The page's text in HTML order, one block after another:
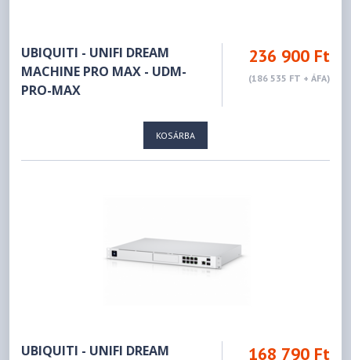
UBIQUITI - UNIFI DREAM
MACHINE PRO MAX - UDM-
PRO-MAX
236 900 Ft
(186 535 FT + ÁFA)
KOSÁRBA
UBIQUITI - UNIFI DREAM 168 790 Ft